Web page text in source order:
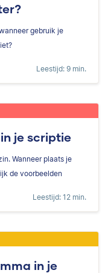
gebruik je
Leestijd: 9 min.
je scriptie
Wanneer plaats je
de voorbeelden
Leestijd: 12 min.
in je